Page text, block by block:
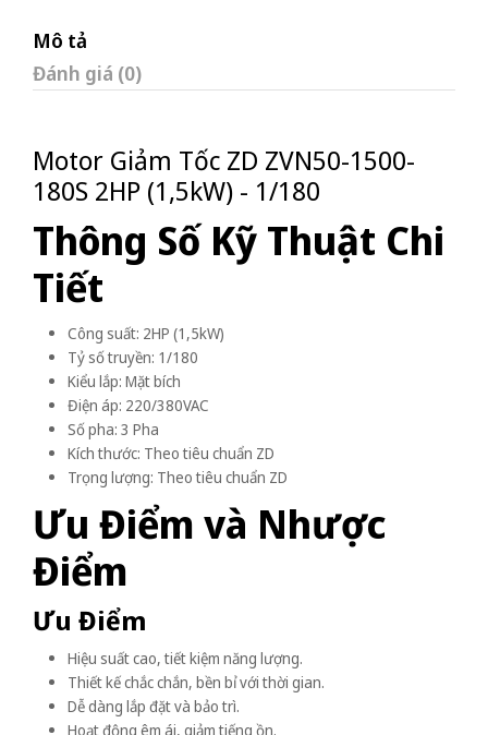
Mô tả
Đánh giá (0)
Motor Giảm Tốc ZD ZVN50-1500-
180S 2HP (1,5kW) - 1/180
Thông Số Kỹ Thuật Chi
Tiết
Công suất: 2HP (1,5kW)
Tỷ số truyền: 1/180
Kiểu lắp: Mặt bích
Điện áp: 220/380VAC
Số pha: 3 Pha
Kích thước: Theo tiêu chuẩn ZD
Trọng lượng: Theo tiêu chuẩn ZD
Ưu Điểm và Nhược
Điểm
Ưu Điểm
Hiệu suất cao, tiết kiệm năng lượng.
Thiết kế chắc chắn, bền bỉ với thời gian.
Dễ dàng lắp đặt và bảo trì.
Hoạt động êm ái, giảm tiếng ồn.